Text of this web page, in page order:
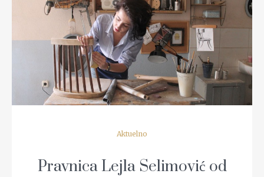
READ MORE
Aktuelno
Pravnica Lejla Selimović od